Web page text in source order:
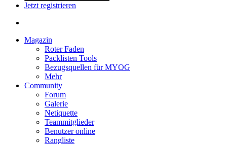
Jetzt registrieren
Magazin
Roter Faden
Packlisten Tools
Bezugsquellen für MYOG
Mehr
Community
Forum
Galerie
Netiquette
Teammitglieder
Benutzer online
Rangliste